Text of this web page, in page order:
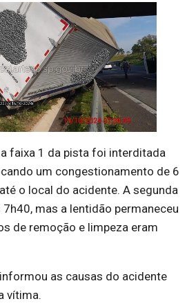
faixa 1 da pista foi interditada
um congestionamento de 6
o local do acidente. A segunda
mas a lentidão permaneceu
de remoção e limpeza eram
as causas do acidente
vítima.